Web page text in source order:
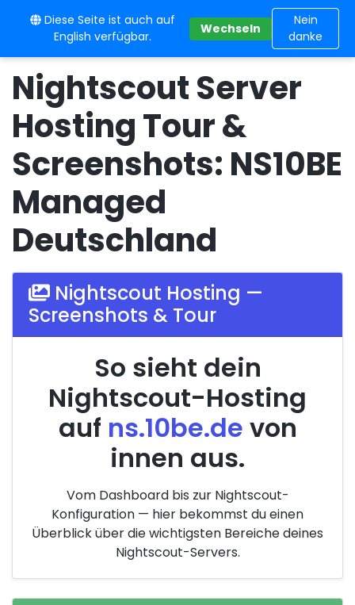
Diese Seite ist auch auf
English verfügbar.
Wechseln
Nein
danke
10BE
Nightscout Server
Hosting Tour &
Screenshots: NS10BE
Managed
Deutschland
Nightscout Hosting —
Screenshots & Tour
So sieht dein
Nightscout-Hosting
auf ns.10be.de von
innen aus.
Vom Dashboard bis zur Nightscout-
Konfiguration — hier bekommst du einen
Überblick über die wichtigsten Bereiche deines
Nightscout-Servers.